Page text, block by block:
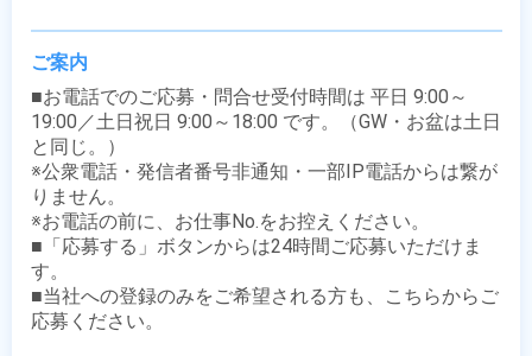
ご案内
■お電話でのご応募・問合せ受付時間は 平日 9:00～
19:00／土日祝日 9:00～18:00 です。（GW・お盆は土日
と同じ。）
※公衆電話・発信者番号非通知・一部IP電話からは繋が
りません。
※お電話の前に、お仕事No.をお控えください。
■「応募する」ボタンからは24時間ご応募いただけま
す。
■当社への登録のみをご希望される方も、こちらからご
応募ください。